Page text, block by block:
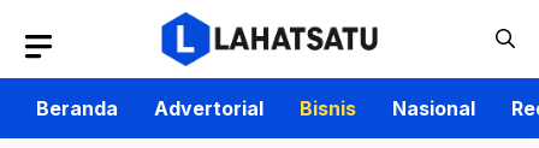
isi
Beranda
Advertorial Bisnis Nasional